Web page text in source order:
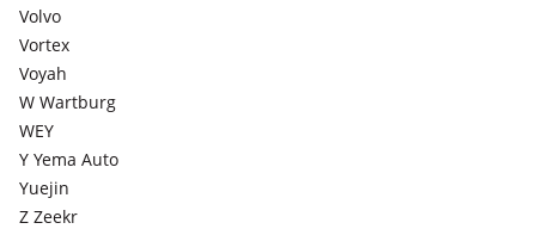
Volvo
Vortex
Voyah
W Wartburg
WEY
Y Yema Auto
Yuejin
Z Zeekr